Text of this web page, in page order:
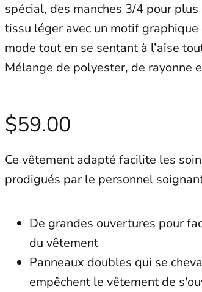
spécial, des manches 3/4 pour
tissu léger avec un motif graphique
mode tout en se sentant à l’aise
Mélange de polyester, de rayonne
$59.00
Ce vêtement adapté facilite les
prodigués par le personnel
De grandes ouvertures pour
du vêtement
Panneaux doubles qui se
empêchent le vêtement de